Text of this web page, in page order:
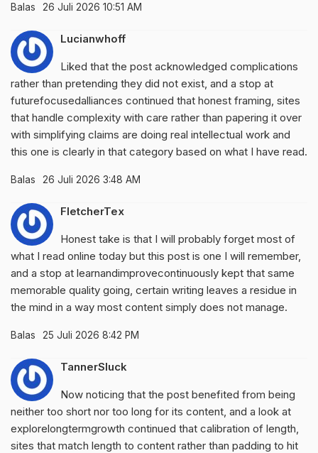
Balas 26 Juli 2026 10:51 AM
Lucianwhoff
Liked that the post acknowledged complications
rather than pretending they did not exist, and a stop at
futurefocusedalliances continued that honest framing, sites
that handle complexity with care rather than papering it over
with simplifying claims are doing real intellectual work and
this one is clearly in that category based on what I have read.
Balas 26 Juli 2026 3:48 AM
FletcherTex
Honest take is that I will probably forget most of
what I read online today but this post is one I will remember,
and a stop at learnandimprovecontinuously kept that same
memorable quality going, certain writing leaves a residue in
the mind in a way most content simply does not manage.
Balas 25 Juli 2026 8:42 PM
TannerSluck
Now noticing that the post benefited from being
neither too short nor too long for its content, and a look at
explorelongtermgrowth continued that calibration of length,
sites that match length to content rather than padding to hit